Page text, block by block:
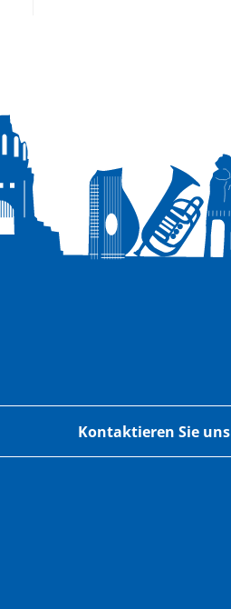
Kontaktieren Sie uns